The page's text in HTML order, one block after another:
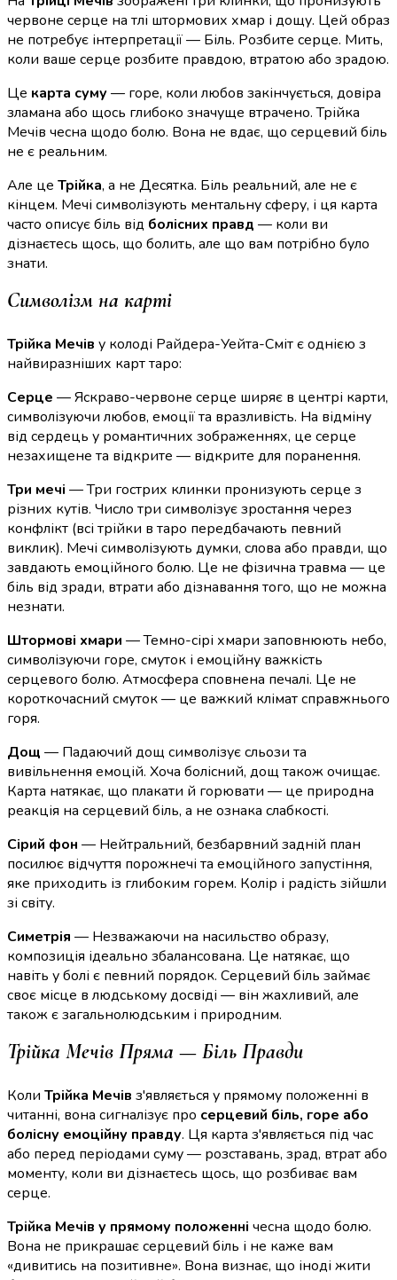
червоне серце на тлі штормових хмар і дощу. Цей образ
не потребує інтерпретації — Біль. Розбите серце. Мить,
коли ваше серце розбите правдою, втратою або зрадою.
Це карта суму— горе, коли любов закінчується, довіра
зламана або щось глибоко значуще втрачено. Трійка
Мечів чесна щодо болю. Вона не вдає, що серцевий біль
не є реальним.
Але це Трійка, а не Десятка. Біль реальний, але не є
кінцем. Мечі символізують ментальну сферу, і ця карта
часто описує біль від болісних правд — коли ви
дізнаєтесь щось, що болить, але що вам потрібно було
знати.
Символізм на карті
Трійка Мечів у колоді Райдера-Уейта-Сміт є однією з
найвиразніших карт таро:
Серце — Яскраво-червоне серце ширяє в центрі карти,
символізуючи любов, емоції та вразливість. На відміну
від сердець у романтичних зображеннях, це серце
незахищене та відкрите — відкрите для поранення.
Три мечі — Три гострих клинки пронизують серце з
різних кутів. Число три символізує зростання через
конфлікт (всі трійки в таро передбачають певний
виклик). Мечі символізують думки, слова або правди, що
завдають емоційного болю. Це не фізична травма — це
біль від зради, втрати або дізнавання того, що не можна
незнати.
Штормові хмари — Темно-сірі хмари заповнюють небо,
символізуючи горе, смуток і емоційну важкість
серцевого болю. Атмосфера сповнена печалі. Це не
короткочасний смуток — це важкий клімат справжнього
горя.
Дощ — Падаючий дощ символізує сльози та
вивільнення емоцій. Хоча болісний, дощ також очищає.
Карта натякає, що плакати й горювати — це природна
реакція на серцевий біль, а не ознака слабкості.
Сірий фон — Нейтральний, безбарвний задній план
посилює відчуття порожнечі та емоційного запустіння,
яке приходить із глибоким горем. Колір і радість зійшли
зі світу.
Симетрія — Незважаючи на насильство образу,
композиція ідеально збалансована. Це натякає, що
навіть у болі є певний порядок. Серцевий біль займає
своє місце в людському досвіді — він жахливий, але
також є загальнолюдським і природним.
Трійка Мечів Пряма — Біль Правди
Коли Трійка Мечів з'являється у прямому положенні в
читанні, вона сигналізує про серцевий біль, горе або
болісну емоційну правду. Ця карта з'являється під час
або перед періодами суму — розставань, зрад, втрат або
моменту, коли ви дізнаєтесь щось, що розбиває вам
серце.
Трійка Мечів у прямому положенні чесна щодо болю.
Вона не прикрашає серцевий біль і не каже вам
«дивитись на позитивне». Вона визнає, що іноді жити